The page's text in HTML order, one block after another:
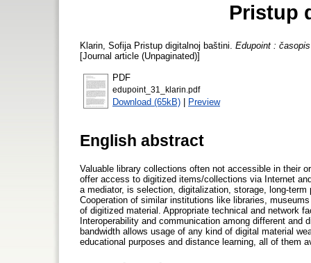
Pristup
Klarin, Sofija Pristup digitalnoj baštini. Edupoint :
[Journal article (Unpaginated)]
PDF
edupoint_31_klarin.pdf
Download (65kB) | Preview
English abstract
Valuable library collections often not accessible in their
offer access to digitized items/collections via Internet
a mediator, is selection, digitalization, storage, long-
Cooperation of similar institutions like libraries,
of digitized material. Appropriate technical and network
Interoperability and communication among different
bandwidth allows usage of any kind of digital material
educational purposes and distance learning, all of them